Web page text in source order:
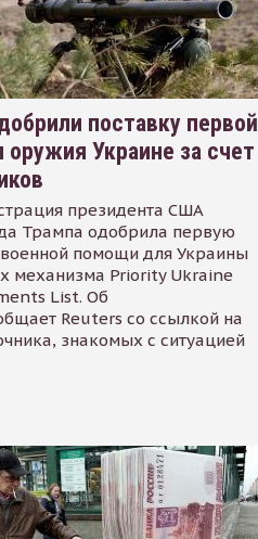
поставку первой
оружия Украине за счет
президента США
Трампа одобрила первую
помощи для Украины
механизма Priority Ukraine
List. Об
Reuters со ссылкой на
знакомых с ситуацией